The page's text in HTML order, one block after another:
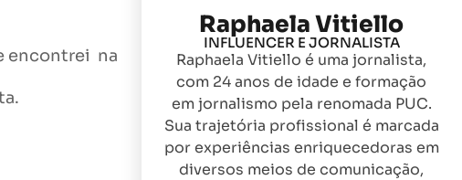
encontrei na
Raphaela Vitiello
INFLUENCER E JORNALISTA
Raphaela Vitiello é uma jornalista,
com 24 anos de idade e formação
em jornalismo pela renomada PUC.
Sua trajetória profissional é marcada
por experiências enriquecedoras em
diversos meios de comunicação,